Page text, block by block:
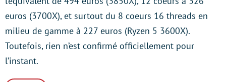
euros (3700X), et surtout du 8 coeurs 16 threads en
milieu de gamme à 227 euros (Ryzen 5 3600X).
Toutefois, rien n’est confirmé officiellement pour
l’instant.